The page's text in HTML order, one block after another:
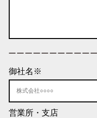
御社名 ※
営業所・支店